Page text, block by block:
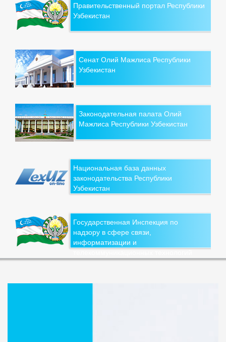
Правительственный портал Республики
Узбекистан
Сенат Олий Мажлиса Республики
Узбекистан
Законодательная палата Олий
Мажлиса Республики Узбекистан
Национальная база данных
законодательства Республики
Узбекистан
Государственная Инспекция по
надзору в сфере связи,
информатизации и